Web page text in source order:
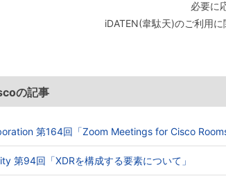
必要に
iDATEN(韋駄天)のご利用
の記事
第164回「Zoom Meetings for Cisco
第94回「XDRを構成する要素について」